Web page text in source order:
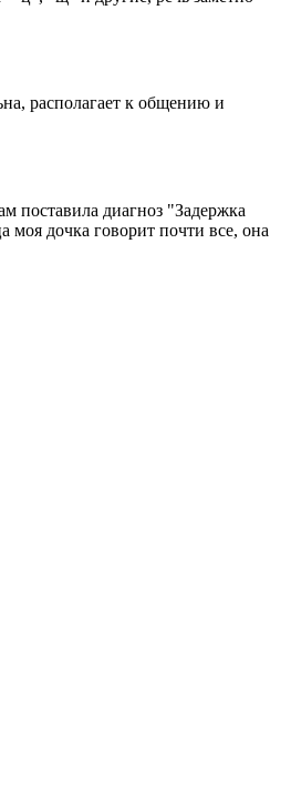
располагает к общению и
поставила диагноз "Задержка
моя дочка говорит почти все, она